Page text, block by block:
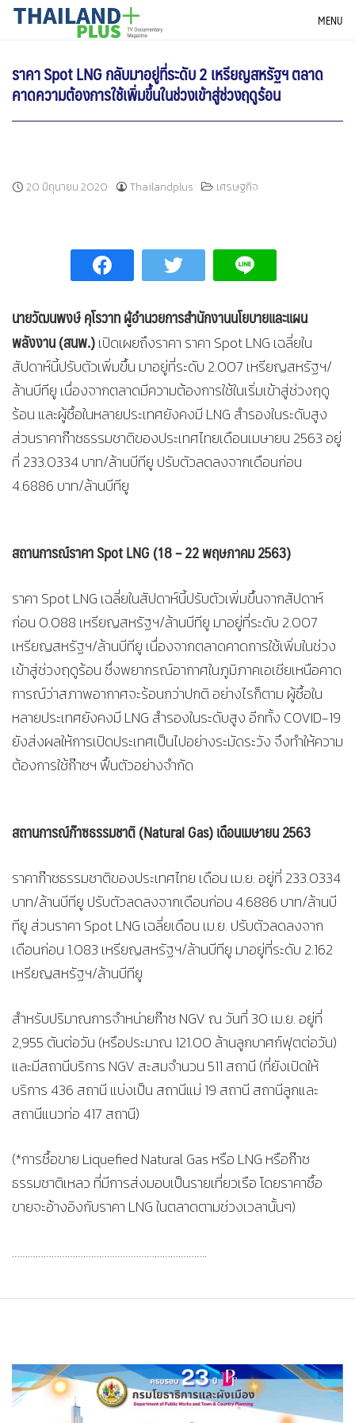
SkipTHAILANDPLUS NEWS MENU
ราคา Spot LNG กลับมาอยู่ที่ระดับ 2 เหรียญสหรัฐฯ ตลาด
คาดความต้องการใช้เพิ่มขึ้นในช่วงเข้าสู่ช่วงฤดูร้อน
20 มิถุนายน 2020 Thailandplus เศรษฐกิจ
นายวัฒนพงษ์ คุโรวาท ผู้อำนวยการสำนักงานนโยบายและแผน
พลังงาน (สนพ.)เปิดเผยถึงราคา ราคา Spot LNG เฉลี่ยใน
สัปดาห์นี้ปรับตัวเพิ่มขึ้น มาอยู่ที่ระดับ 2.007 เหรียญสหรัฐฯ/
ล้านบีทียู เนื่องจากตลาดมีความต้องการใช้ในเริ่มเข้าสู่ช่วงฤดู
ร้อน และผู้ซื้อในหลายประเทศยังคงมี LNG สำรองในระดับสูง
ส่วนราคาก๊าซธรรมชาติของประเทศไทยเดือนเมษายน 2563 อยู่
ที่ 233.0334 บาท/ล้านบีทียู ปรับตัวลดลงจากเดือนก่อน
4.6886 บาท/ล้านบีทียู
สถานการณ์ราคาSpot LNG (18 – 22 พฤษภาคม 2563)
ราคา Spot LNG เฉลี่ยในสัปดาห์นี้ปรับตัวเพิ่มขึ้นจากสัปดาห์
ก่อน 0.088 เหรียญสหรัฐฯ/ล้านบีทียู มาอยู่ที่ระดับ 2.007
เหรียญสหรัฐฯ/ล้านบีทียู เนื่องจากตลาดคาดการใช้เพิ่มในช่วง
เข้าสู่ช่วงฤดูร้อน ซึ่งพยากรณ์อากาศในภูมิภาคเอเชียเหนือคาด
การณ์ว่าสภาพอากาศจะร้อนกว่าปกติ อย่างไรก็ตาม ผู้ซื้อใน
หลายประเทศยังคงมี LNG สำรองในระดับสูง อีกทั้ง COVID-19
ยังส่งผลให้การเปิดประเทศเป็นไปอย่างระมัดระวัง จึงทำให้ความ
ต้องการใช้ก๊าซฯ ฟื้นตัวอย่างจำกัด
สถานการณ์ก๊าซธรรมชาติ (Natural Gas) เดือนเมษายน 2563
ราคาก๊าซธรรมชาติของประเทศไทย เดือน เม.ย. อยู่ที่ 233.0334
บาท/ล้านบีทียู ปรับตัวลดลงจากเดือนก่อน 4.6886 บาท/ล้านบี
ทียู ส่วนราคา Spot LNG เฉลี่ยเดือน เม.ย. ปรับตัวลดลงจาก
เดือนก่อน 1.083 เหรียญสหรัฐฯ/ล้านบีทียู มาอยู่ที่ระดับ 2.162
เหรียญสหรัฐฯ/ล้านบีทียู
สำหรับปริมาณการจำหน่ายก๊าซ NGV ณ วันที่ 30 เม.ย. อยู่ที่
2,955 ตันต่อวัน (หรือประมาณ 121.00 ล้านลูกบาศก์ฟุตต่อวัน)
และมีสถานีบริการ NGV สะสมจำนวน 511 สถานี (ที่ยังเปิดให้
บริการ 436 สถานี แบ่งเป็น สถานีแม่ 19 สถานี สถานีลูกและ
สถานีแนวท่อ 417 สถานี)
(*การซื้อขาย Liquefied Natural Gas หรือ LNG หรือก๊าซ
ธรรมชาติเหลว ที่มีการส่งมอบเป็นรายเที่ยวเรือ โดยราคาซื้อ
ขายจะอ้างอิงกับราคา LNG ในตลาดตามช่วงเวลานั้นๆ)
………………………………………………………………..